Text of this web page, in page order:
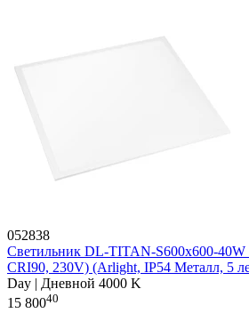
052838
Светильник DL-TITAN-S600x600-40W
CRI90, 230V) (Arlight, IP54 Металл, 5
Day | Дневной 4000 K
15 80040